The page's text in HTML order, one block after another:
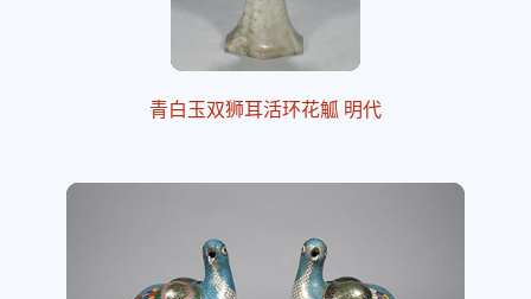
青白玉双狮耳活环花觚 明代